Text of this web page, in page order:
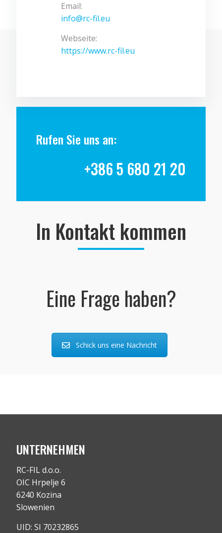
Email:
info@rc-fil.eu
Webseite:
https://www.rc-fil.eu
Rufen Sie uns an:
+386 5 680 21 20
In Kontakt kommen
Eine Frage haben?
Schick uns eine Nachricht
UNTERNEHMEN
RC-FIL d.o.o.
OIC Hrpelje 6
6240 Kozina
Slowenien
UID: SI 70232865